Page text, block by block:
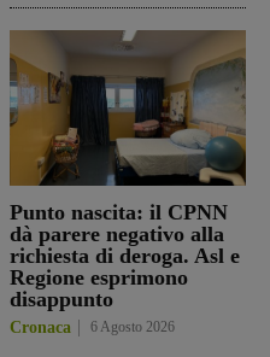
Punto nascita: il CPNN
dà parere negativo alla
richiesta di deroga. Asl e
Regione esprimono
disappunto
Cronaca 6 Agosto 2026